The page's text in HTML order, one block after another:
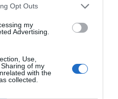
Opt Outs
my
Advertising.
Use,
of my
with the
collected.
θα πραγματοποιηθεί
Ολυμπιακό Κέντρο
Ηπείρου 21, Περιστέρι).
10 Μαΐου, αναμένεται